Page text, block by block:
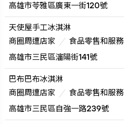
高雄市苓雅區廣東一街120號
天使屋手工冰淇淋
商圈周遭店家
食品零售和服務
高雄市三民區瀋陽街141號
巴布巴布冰淇淋
商圈周遭店家
食品零售和服務
高雄市三民區自強一路239號